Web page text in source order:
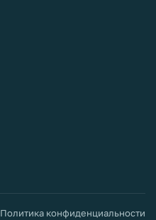
Политика конфиденциальности